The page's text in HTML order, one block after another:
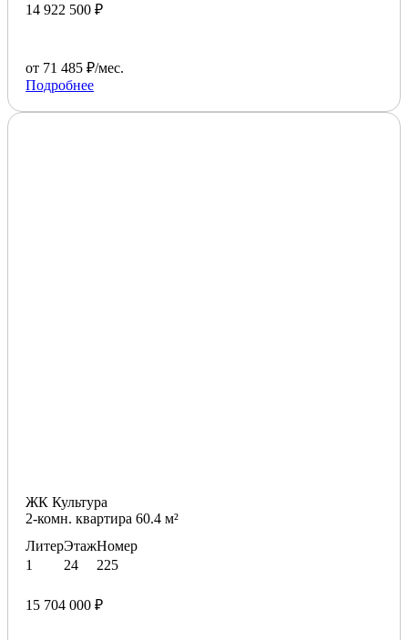
14 922 500 ₽
от 71 485 ₽/мес.
Подробнее
ЖК Культура
2-комн. квартира 60.4 м²
Литер
1
Этаж
24
Номер
225
15 704 000 ₽